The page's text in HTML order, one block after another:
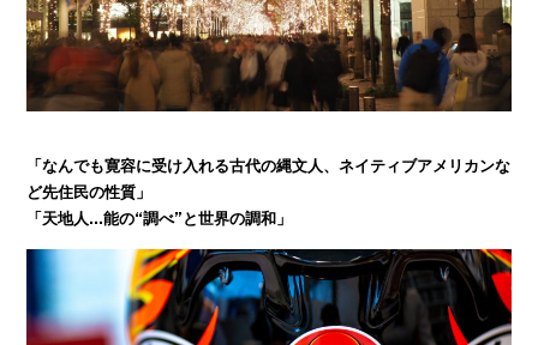
「なんでも寛容に受け入れる古代の縄文人、ネイティブアメリカンな
ど先住民の性質」
「天地人…能の“調べ”と世界の調和」